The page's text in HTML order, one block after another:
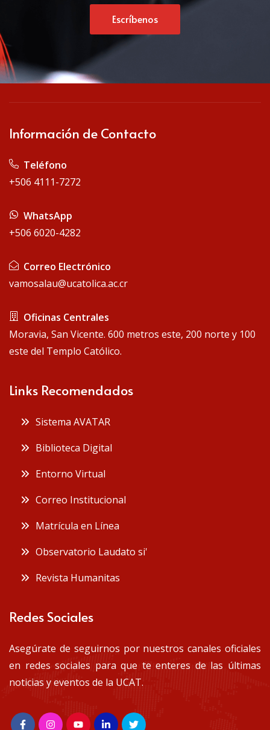
Escríbenos
Información de Contacto
Teléfono
+506 4111-7272
WhatsApp
+506 6020-4282
Correo Electrónico
vamosalau@ucatolica.ac.cr
Oficinas Centrales
Moravia, San Vicente. 600 metros este, 200 norte y 100
este del Templo Católico.
Links Recomendados
Sistema AVATAR
Biblioteca Digital
Entorno Virtual
Correo Institucional
Matrícula en Línea
Observatorio Laudato si'
Revista Humanitas
Redes Sociales
Asegúrate de seguirnos por nuestros canales oficiales
en redes sociales para que te enteres de las últimas
noticias y eventos de la UCAT.